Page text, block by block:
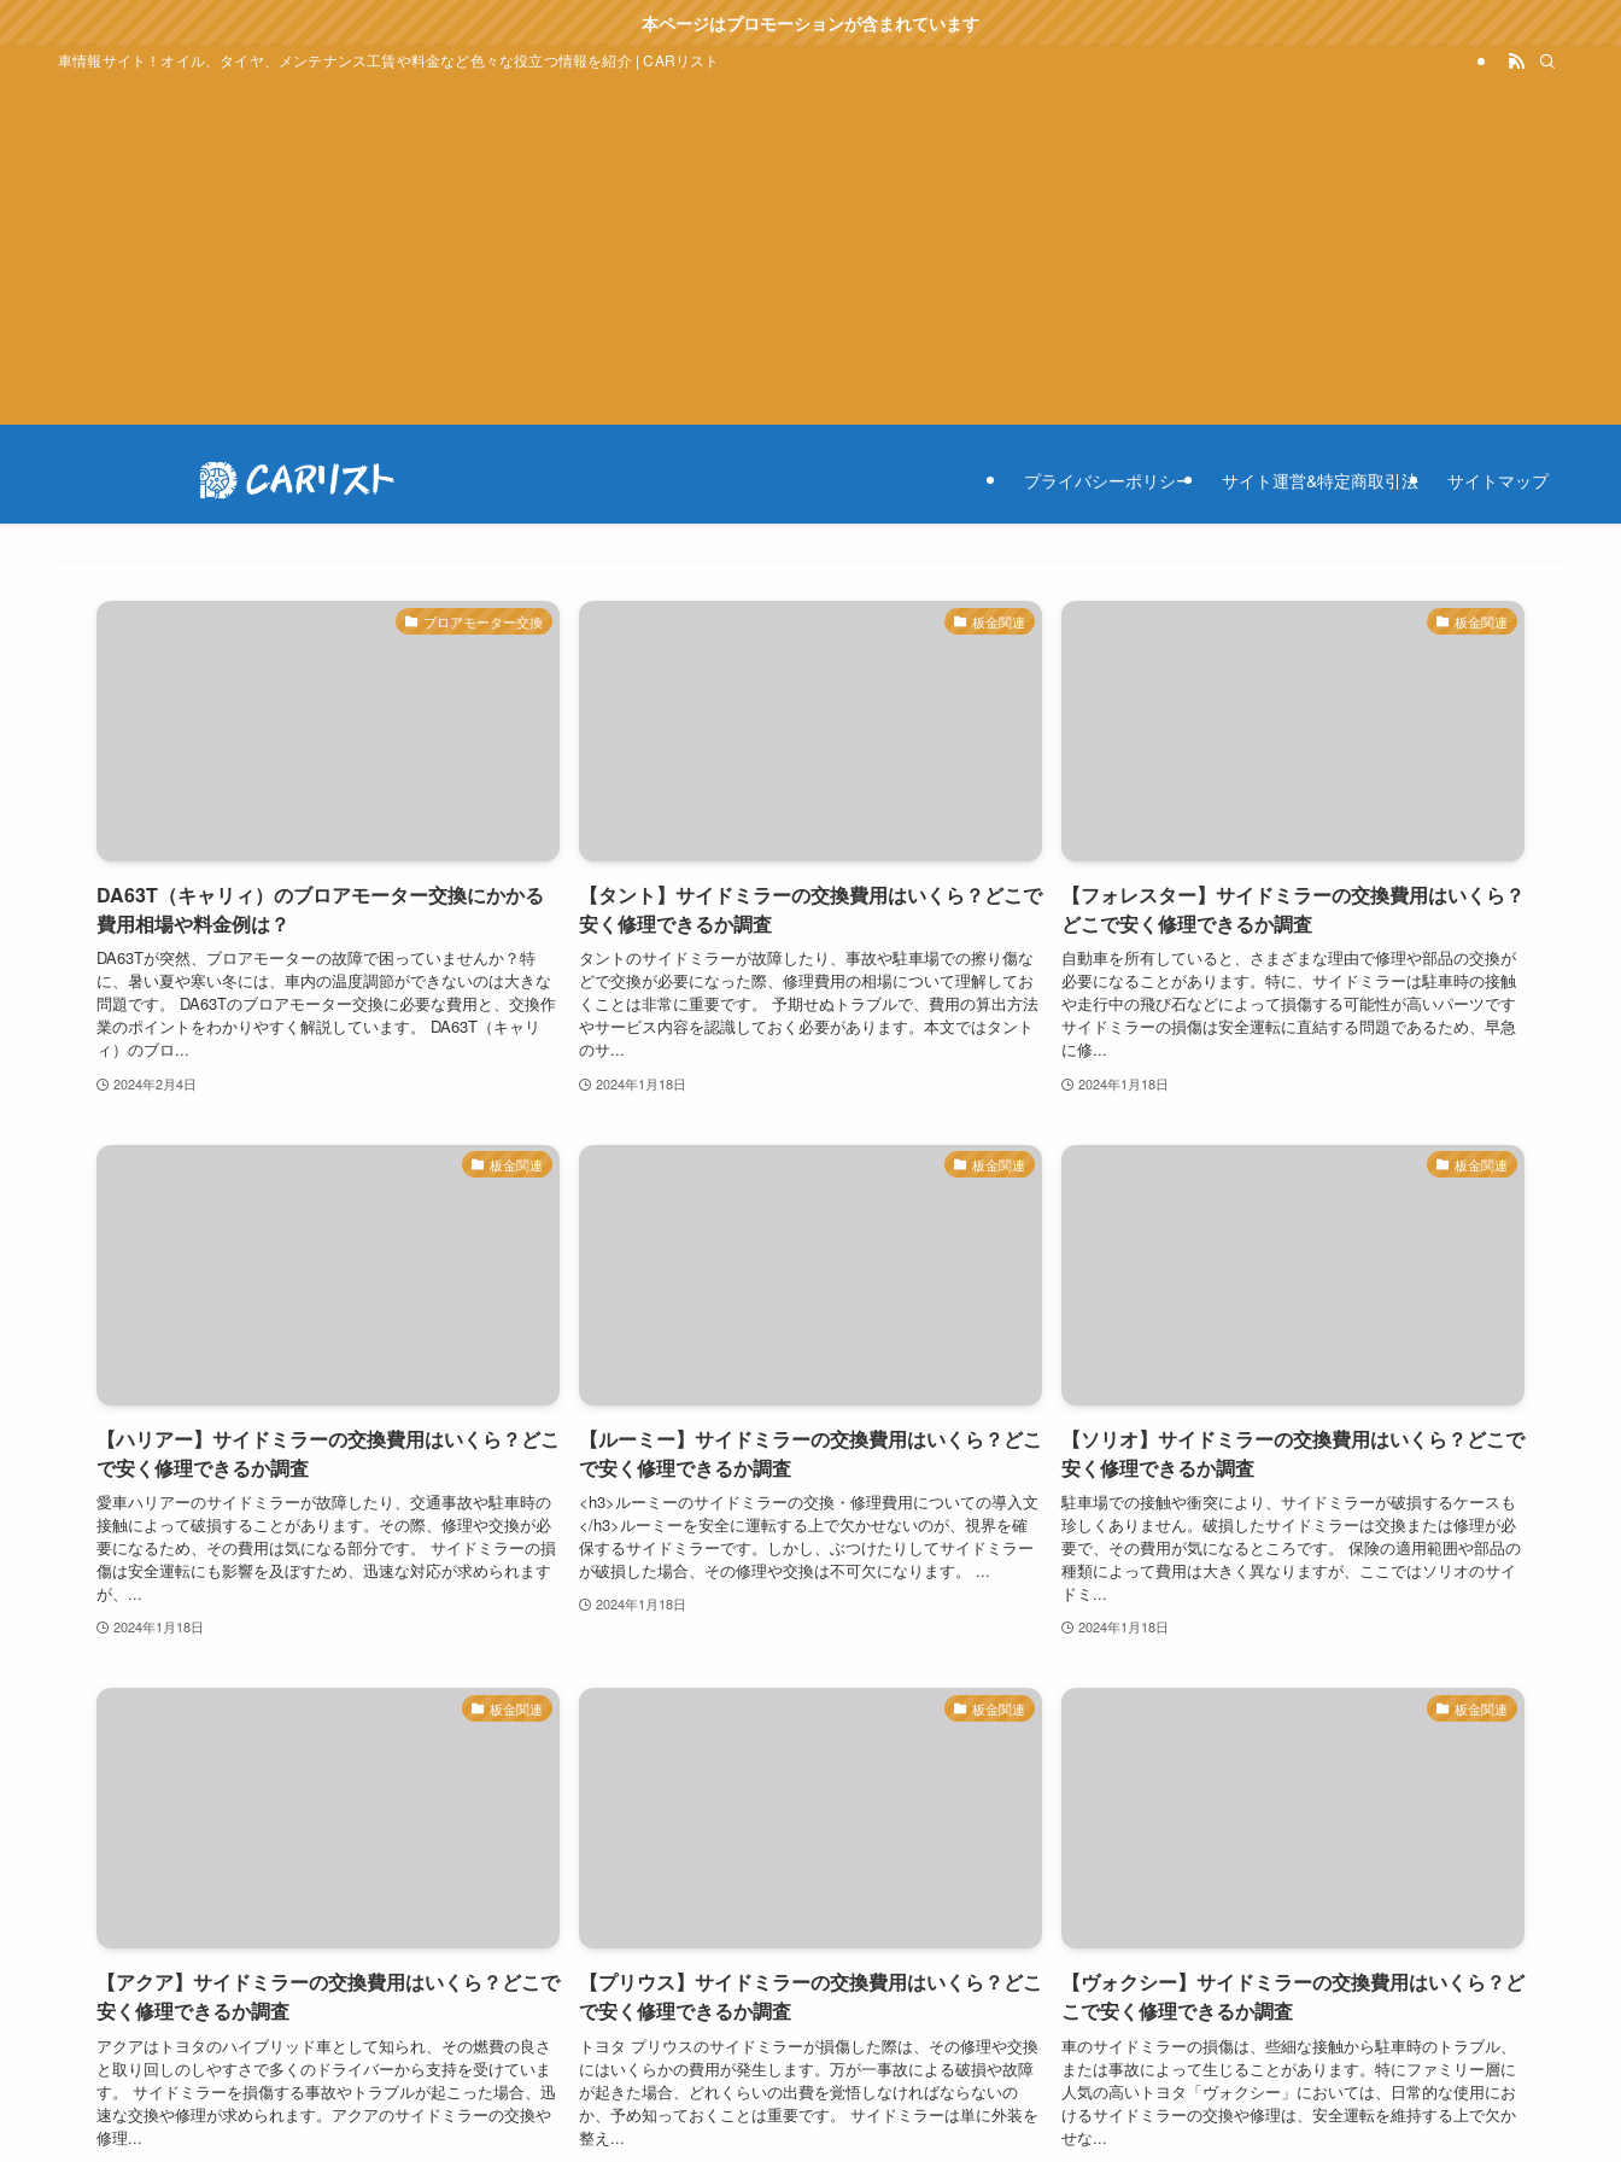
本ページはプロモーションが含まれています
車情報サイト！オイル、タイヤ、メンテナンス工賃や料金など色々な役立つ情報を紹介 | CARリスト
プライバシーポリシー サイト運営&特定商取引法 サイトマップ
ブロアモーター交換
DA63T（キャリィ）のブロアモーター交換にかかる
費用相場や料金例は？
DA63Tが突然、ブロアモーターの故障で困っていませんか？特
に、暑い夏や寒い冬には、車内の温度調節ができないのは大きな
問題です。 DA63Tのブロアモーター交換に必要な費用と、交換作
業のポイントをわかりやすく解説しています。 DA63T（キャリ
ィ）のブロ...
2024年2月4日
板金関連
【タント】サイドミラーの交換費用はいくら？どこで
安く修理できるか調査
タントのサイドミラーが故障したり、事故や駐車場での擦り傷な
どで交換が必要になった際、修理費用の相場について理解してお
くことは非常に重要です。 予期せぬトラブルで、費用の算出方法
やサービス内容を認識しておく必要があります。本文ではタント
のサ...
2024年1月18日
板金関連
【フォレスター】サイドミラーの交換費用はいくら？
どこで安く修理できるか調査
自動車を所有していると、さまざまな理由で修理や部品の交換が
必要になることがあります。特に、サイドミラーは駐車時の接触
や走行中の飛び石などによって損傷する可能性が高いパーツです
サイドミラーの損傷は安全運転に直結する問題であるため、早急
に修...
2024年1月18日
板金関連
【ハリアー】サイドミラーの交換費用はいくら？どこ
で安く修理できるか調査
愛車ハリアーのサイドミラーが故障したり、交通事故や駐車時の
接触によって破損することがあります。その際、修理や交換が必
要になるため、その費用は気になる部分です。 サイドミラーの損
傷は安全運転にも影響を及ぼすため、迅速な対応が求められます
が、...
2024年1月18日
板金関連
【ルーミー】サイドミラーの交換費用はいくら？どこ
で安く修理できるか調査
<h3>ルーミーのサイドミラーの交換・修理費用についての導入文
</h3>ルーミーを安全に運転する上で欠かせないのが、視界を確
保するサイドミラーです。しかし、ぶつけたりしてサイドミラー
が破損した場合、その修理や交換は不可欠になります。 ...
2024年1月18日
板金関連
【ソリオ】サイドミラーの交換費用はいくら？どこで
安く修理できるか調査
駐車場での接触や衝突により、サイドミラーが破損するケースも
珍しくありません。破損したサイドミラーは交換または修理が必
要で、その費用が気になるところです。 保険の適用範囲や部品の
種類によって費用は大きく異なりますが、ここではソリオのサイ
ドミ...
2024年1月18日
板金関連
【アクア】サイドミラーの交換費用はいくら？どこで
安く修理できるか調査
アクアはトヨタのハイブリッド車として知られ、その燃費の良さ
と取り回しのしやすさで多くのドライバーから支持を受けていま
す。 サイドミラーを損傷する事故やトラブルが起こった場合、迅
速な交換や修理が求められます。アクアのサイドミラーの交換や
修理...
板金関連
【プリウス】サイドミラーの交換費用はいくら？どこ
で安く修理できるか調査
トヨタ プリウスのサイドミラーが損傷した際は、その修理や交換
にはいくらかの費用が発生します。万が一事故による破損や故障
が起きた場合、どれくらいの出費を覚悟しなければならないの
か、予め知っておくことは重要です。 サイドミラーは単に外装を
整え...
板金関連
【ヴォクシー】サイドミラーの交換費用はいくら？ど
こで安く修理できるか調査
車のサイドミラーの損傷は、些細な接触から駐車時のトラブル、
または事故によって生じることがあります。特にファミリー層に
人気の高いトヨタ「ヴォクシー」においては、日常的な使用にお
けるサイドミラーの交換や修理は、安全運転を維持する上で欠か
せな...